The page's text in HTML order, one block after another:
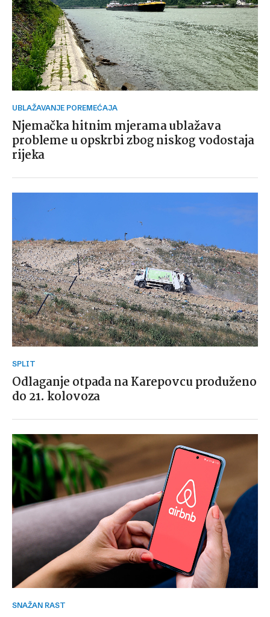
UBLAŽAVANJE POREMEĆAJA
Njemačka hitnim mjerama ublažava
probleme u opskrbi zbog niskog vodostaja
rijeka
SPLIT
Odlaganje otpada na Karepovcu produženo
do 21. kolovoza
SNAŽAN RAST